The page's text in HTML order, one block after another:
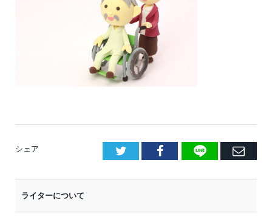
シェア Facebook
LINE
E
ライターについて